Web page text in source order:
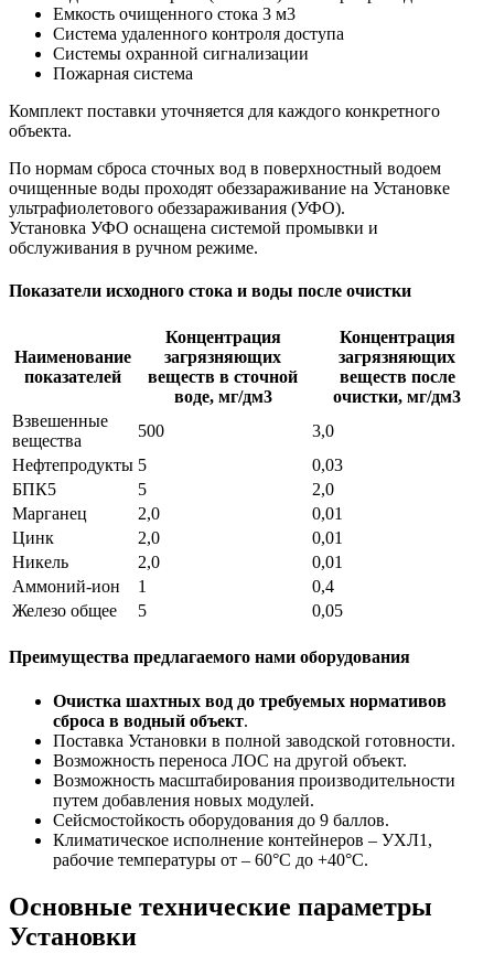
Емкость очищенного стока 3 м3
Система удаленного контроля доступа
Cистемы охранной сигнализации
Пожарная система
Комплект поставки уточняется для каждого конкретного
объекта.
По нормам сброса сточных вод в поверхностный водоем
очищенные воды проходят обеззараживание на Установке
ультрафиолетового обеззараживания (УФО).
Установка УФО оснащена системой промывки и
обслуживания в ручном режиме.
Показатели исходного стока и воды после очистки
Наименование
показателей
Концентрация
загрязняющих
веществ в сточной
воде, мг/дм3
Концентрация
загрязняющих
веществ после
очистки, мг/дм3
Взвешенные
вещества
500
3,0
Нефтепродукты 5
0,03
БПК5
5
2,0
Марганец
2,0
0,01
Цинк
2,0
0,01
Никель
2,0
0,01
Аммоний-ион
1
0,4
Железо общее
5 0,05
Преимущества предлагаемого нами оборудования
Очистка шахтных вод до требуемых нормативов
сброса в водный объект.
Поставка Установки в полной заводской готовности.
Возможность переноса ЛОС на другой объект.
Возможность масштабирования производительности
путем добавления новых модулей.
Сейсмостойкость оборудования до 9 баллов.
Климатическое исполнение контейнеров – УХЛ1,
рабочие температуры от – 60°С до +40°С.
Основные технические параметры
Установки